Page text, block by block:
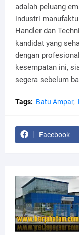
adalah peluang
industri
Handler dan
kandidat yang
dengan
kesempatan ini,
segera sebelum
Tags: Batu Ampar
Facebook